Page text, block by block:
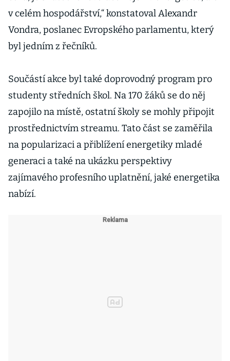
v celém hospodářství,“ konstatoval Alexandr
Vondra, poslanec Evropského parlamentu, který
byl jedním z řečníků.
Součástí akce byl také doprovodný program pro
studenty středních škol. Na 170 žáků se do něj
zapojilo na místě, ostatní školy se mohly připojit
prostřednictvím streamu. Tato část se zaměřila
na popularizaci a přiblížení energetiky mladé
generaci a také na ukázku perspektivy
zajímavého profesního uplatnění, jaké energetika
nabízí.